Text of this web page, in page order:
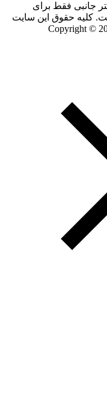
جانبی فقط برای
کلیه حقوق این سایت